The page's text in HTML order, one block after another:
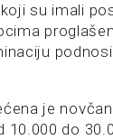
su imali
je
10.000 do